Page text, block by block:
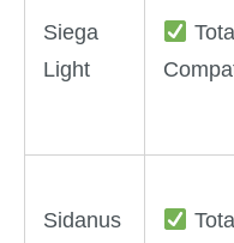
Siega
Light
Sidanus